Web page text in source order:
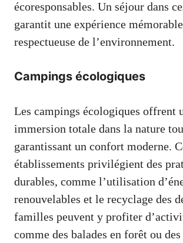
écoresponsables. Un séjour dans
garantit une expérience
respectueuse de l’environnement.
Campings écologiques
Les campings écologiques offrent
immersion totale dans la nature
garantissant un confort moderne.
établissements privilégient des
durables, comme l’utilisation
renouvelables et le recyclage des
familles peuvent y profiter
comme des balades en forêt ou